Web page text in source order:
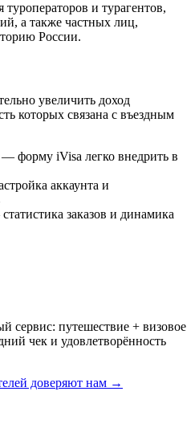
и турагентов,
а также частных лиц,
России.
увеличить доход
которых связана с въездным
— форму iVisa легко внедрить в
аккаунта и
заказов и динамика
сервис: путешествие + визовое
чек и удовлетворённость
доверяют нам →